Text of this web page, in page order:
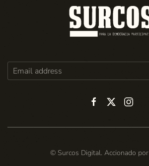
© Surcos Digital. Accionado por